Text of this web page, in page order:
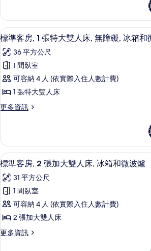
所
有
相
片
詳
情
特
大
雙
人
床
和
1
張
床,
冰
箱
和
微
波
爐
的
客
房,
1
特
大
雙
人
床
1
床,
冰
箱
和
微
波
爐
詳
情
顯
示
標
準
客
1
特
大
雙
人
床,
無
障
礙,
書桌、筆
5
標準客房, 1 張特大雙人床, 無障礙, 冰箱和
36 平方公尺
1 間臥室
可容納 4 人 (依實際入住人數計費)
1 張特大雙人床
更多資訊
更
客
房,
1
特
大
雙
人
床,
障
顯
示
標
準
客
2
書桌、筆
9
標準客房, 2 張加大雙人床, 冰箱和微波爐
31 平方公尺
1 間臥室
可容納 4 人 (依實際入住人數計費)
2 張加大雙人床
更多資訊
更